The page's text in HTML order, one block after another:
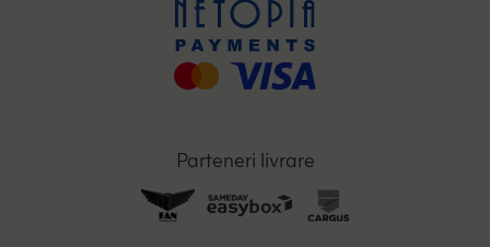
Parteneri livrare